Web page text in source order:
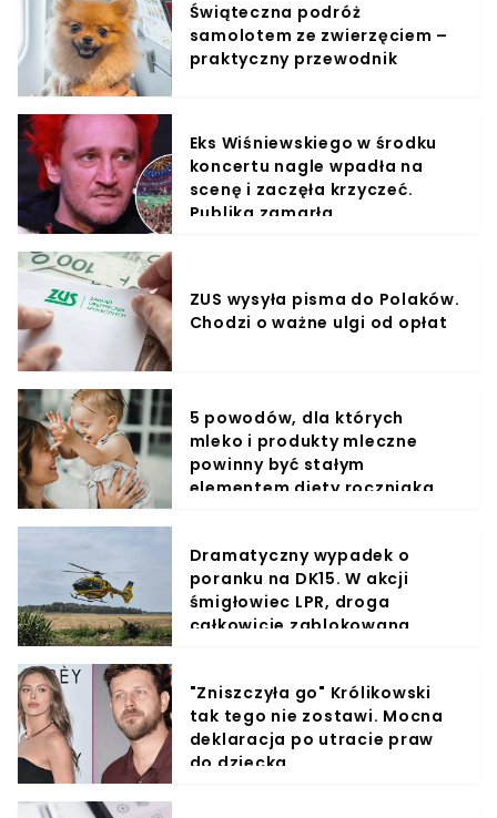
Świąteczna podróż
samolotem ze zwierzęciem –
praktyczny przewodnik
Eks Wiśniewskiego w środku
koncertu nagle wpadła na
scenę i zaczęła krzyczeć.
Publika zamarła
ZUS wysyła pisma do Polaków.
Chodzi o ważne ulgi od opłat
5 powodów, dla których
mleko i produkty mleczne
powinny być stałym
elementem diety roczniaka
Dramatyczny wypadek o
poranku na DK15. W akcji
śmigłowiec LPR, droga
całkowicie zablokowana
"Zniszczyła go" Królikowski
tak tego nie zostawi. Mocna
deklaracja po utracie praw
do dziecka